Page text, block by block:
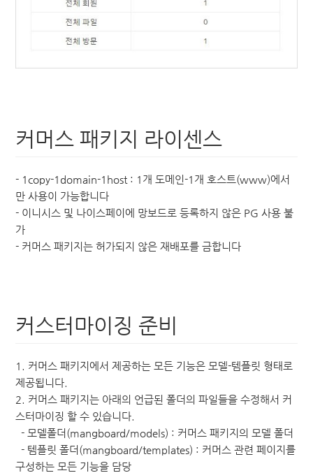
커머스 패키지 라이센스
- 1copy-1domain-1host : 1개 도메인-1개 호스트(www)에서
만 사용이 가능합니다
- 이니시스 및 나이스페이에 망보드로 등록하지 않은 PG 사용 불
가
- 커머스 패키지는 허가되지 않은 재배포를 금합니다
커스터마이징 준비
1. 커머스 패키지에서 제공하는 모든 기능은 모델-템플릿 형태로
제공됩니다.
2. 커머스 패키지는 아래의 언급된 폴더의 파일들을 수정해서 커
스터마이징 할 수 있습니다.
- 모델폴더(mangboard/models) : 커머스 패키지의 모델 폴더
- 템플릿 폴더(mangboard/templates) : 커머스 관련 페이지를
구성하는 모든 기능을 담당